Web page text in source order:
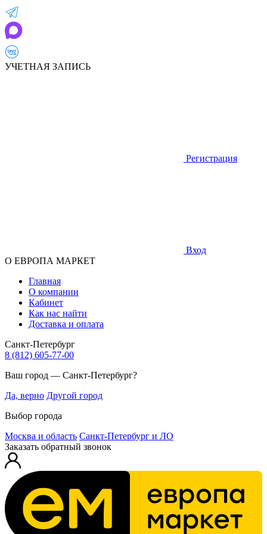
УЧЕТНАЯ ЗАПИСЬ
Регистрация
Вход
О ЕВРОПА МАРКЕТ
Главная
О компании
Кабинет
Как нас найти
Доставка и оплата
Санкт-Петербург
8 (812) 605-77-00
Ваш город — Санкт-Петербург?
Да, верно Другой город
Выбор города
Москва и область Санкт-Петербург и ЛО
Заказать обратный звонок